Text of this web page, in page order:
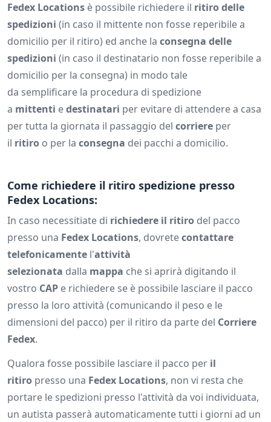
Fedex Locations è possibile richiedere il ritiro delle
spedizioni (in caso il mittente non fosse reperibile a
domicilio per il ritiro) ed anche la consegna delle
spedizioni (in caso il destinatario non fosse reperibile a
domicilio per la consegna) in modo tale
da semplificare la procedura di spedizione
a mittenti edestinatari per evitare di attendere a casa
per tutta la giornata il passaggio del corriere per
il ritiro o per la consegna dei pacchi a domicilio.
Come richiedere il ritiro spedizione presso
Fedex Locations:
In caso necessitiate di richiedere il ritiro del pacco
presso una Fedex Locations, dovretecontattare
telefonicamente l'attività
selezionata dalla mappa che si aprirà digitando il
vostro CAP e richiedere se è possibile lasciare il pacco
presso la loro attività (comunicando il peso e le
dimensioni del pacco) per il ritiro da parte del Corriere
Fedex.
Qualora fosse possibile lasciare il pacco per il
ritiro presso una Fedex Locations, non vi resta che
portare le spedizioni presso l'attività da voi individuata,
un autista passerà automaticamente tutti i giorni ad un